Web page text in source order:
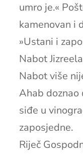
umro je.«
kamenovan i
»Ustani i
Nabot
Nabot više
Ahab doznao
siđe u
zaposjedne.
Riječ